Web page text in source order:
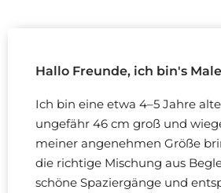
Hallo Freunde, ich bin's
Ich bin eine etwa 4–5 Jahre
ungefähr 46 cm groß und
meiner angenehmen Größe
die richtige Mischung aus
schöne Spaziergänge und